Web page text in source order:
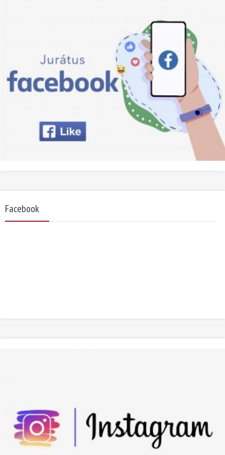
Facebook